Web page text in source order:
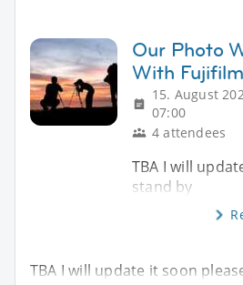
Our Photo
With Fujifilm
15. August
07:00
4 attendees
TBA I will
stand by
TBA I will update it soon